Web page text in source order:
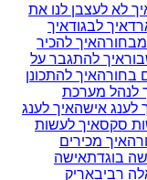
לא לעצבן לנו את
איך לבגודאיך
איך להכיר
איך להתגבר על
בחורהאיך להתכונן
לנהל מערכת
לענג אישהאיך לענג
סקסאיך לעשות
איך מכירים
בוגדתאישה
רביבאריק